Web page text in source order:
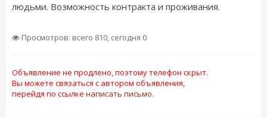
людьми. Возможность контракта и проживания.
Просмотров: всего 810, сегодня 0
Объявление не продлено, поэтому телефон скрыт.
Вы можете связаться с автором объявления,
перейдя по ссылке написать письмо.